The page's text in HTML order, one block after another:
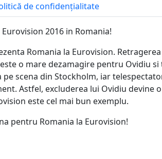
de confidențialitate
2016 in Romania!
Romania la Eurovision.
o mare dezamagire pentru Ovidiu si
scena din Stockholm, iar
Astfel, excluderea lui Ovidiu devine
este cel mai bun exemplu.
pentru Romania la Eurovision!